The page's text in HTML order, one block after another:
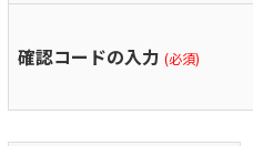
確認コードの入力 (必須)